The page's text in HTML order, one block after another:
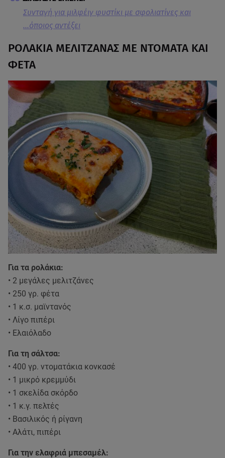
Συνταγή για μιλφέιγ φυστίκι με σφολιατίνες και
...όποιος αντέξει
ΡΟΛΑΚΙΑ ΜΕΛΙΤΖΑΝΑΣ ΜΕ ΝΤΟΜΑΤΑ ΚΑΙ
ΦΕΤΑ
Για τα ρολάκια:
• 2 μεγάλες μελιτζάνες
• 250 γρ. φέτα
• 1 κ.σ. μαϊντανός
• Λίγο πιπέρι
• Ελαιόλαδο
Για τη σάλτσα:
• 400 γρ. ντοματάκια κονκασέ
• 1 μικρό κρεμμύδι
• 1 σκελίδα σκόρδο
• 1 κ.γ. πελτές
• Βασιλικός ή ρίγανη
• Αλάτι, πιπέρι
Για την ελαφριά μπεσαμέλ: